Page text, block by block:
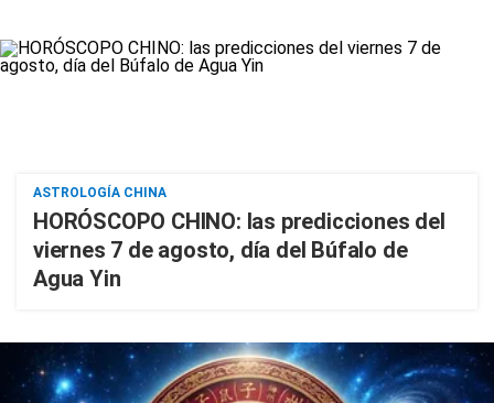
ASTROLOGÍA CHINA
HORÓSCOPO CHINO: las predicciones del
viernes 7 de agosto, día del Búfalo de
Agua Yin